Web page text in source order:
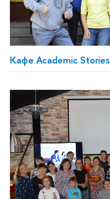
Кафе Academic